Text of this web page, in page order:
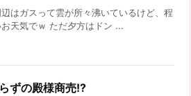
はガスって雲が所々沸いているけど、程
天気でｗ ただ夕方はドン ...
ずの殿様商売!?